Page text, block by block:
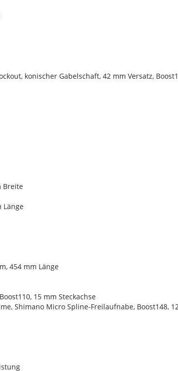
konischer Gabelschaft, 42 mm Versatz,
Breite
Länge
454 mm Länge
15 mm Steckachse
Shimano Micro Spline-Freilaufnabe, Boost148,